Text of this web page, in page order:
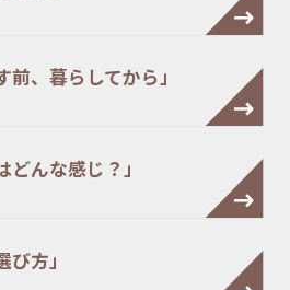
、暮らしてから」
んな感じ？」
方」